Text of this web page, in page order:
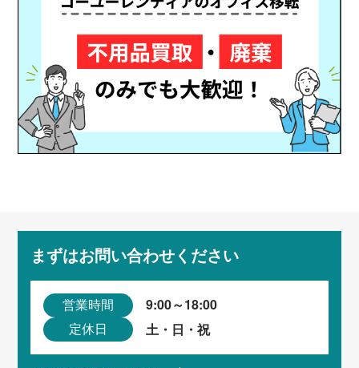
まずはお問い合わせください
営業時間 9:00～18:00
定休日 土・日・祝